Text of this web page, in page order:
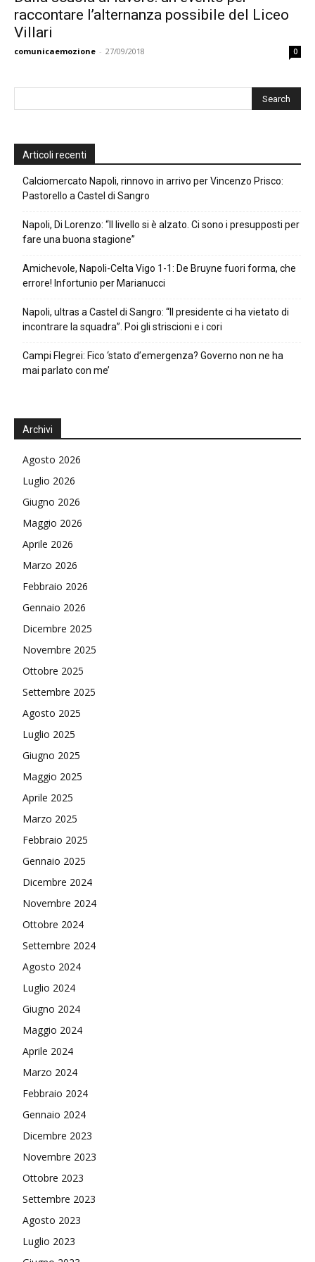
raccontare l’alternanza possibile del Liceo
Villari
comunicaemozione - 27/09/2018 0
Articoli recenti
Calciomercato Napoli, rinnovo in arrivo per Vincenzo Prisco:
Pastorello a Castel di Sangro
Napoli, Di Lorenzo: “Il livello si è alzato. Ci sono i presupposti per
fare una buona stagione”
Amichevole, Napoli-Celta Vigo 1-1: De Bruyne fuori forma, che
errore! Infortunio per Marianucci
Napoli, ultras a Castel di Sangro: “Il presidente ci ha vietato di
incontrare la squadra”. Poi gli striscioni e i cori
Campi Flegrei: Fico ‘stato d’emergenza? Governo non ne ha
mai parlato con me’
Archivi
Agosto 2026
Luglio 2026
Giugno 2026
Maggio 2026
Aprile 2026
Marzo 2026
Febbraio 2026
Gennaio 2026
Dicembre 2025
Novembre 2025
Ottobre 2025
Settembre 2025
Agosto 2025
Luglio 2025
Giugno 2025
Maggio 2025
Aprile 2025
Marzo 2025
Febbraio 2025
Gennaio 2025
Dicembre 2024
Novembre 2024
Ottobre 2024
Settembre 2024
Agosto 2024
Luglio 2024
Giugno 2024
Maggio 2024
Aprile 2024
Marzo 2024
Febbraio 2024
Gennaio 2024
Dicembre 2023
Novembre 2023
Ottobre 2023
Settembre 2023
Agosto 2023
Luglio 2023